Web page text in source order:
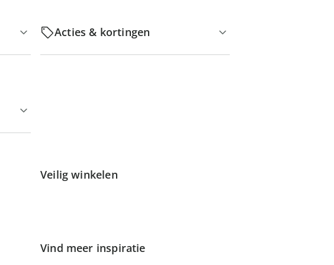
Acties & kortingen
Veilig winkelen
Vind meer inspiratie